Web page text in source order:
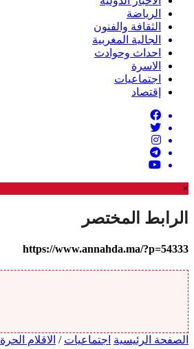
الرياضة
الثقافة والفنون
الجالية المغربية
احداث وحوادث
الاسرة
اجتماعيات
إقتصاد
×
الرابط المختصر
https://www.annahda.ma/?p=54333
الصفحة الرئيسية اجتماعيات / الاقلام الحرة